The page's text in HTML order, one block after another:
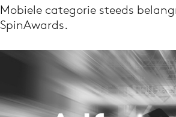
Volg het laatste nieuws via
Mobiele categorie steeds
SpinAwards.